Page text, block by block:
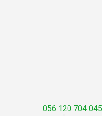
056 120 704 045